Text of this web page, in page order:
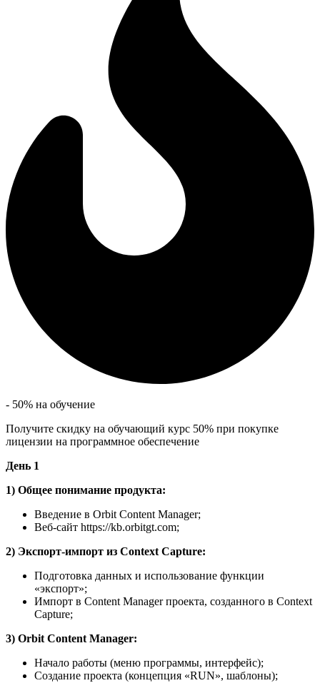
- 50% на обучение
Получите скидку на обучающий курс 50% при покупке
лицензии на программное обеспечение
День 1
1) Общее понимание продукта:
Введение в Orbit Content Manager;
Веб-сайт https://kb.orbitgt.com;
2) Экспорт-импорт из Context Capture:
Подготовка данных и использование функции
«экспорт»;
Импорт в Content Manager проекта, созданного в Context
Capture;
3) Orbit Content Manager:
Начало работы (меню программы, интерфейс);
Создание проекта (концепция «RUN», шаблоны);